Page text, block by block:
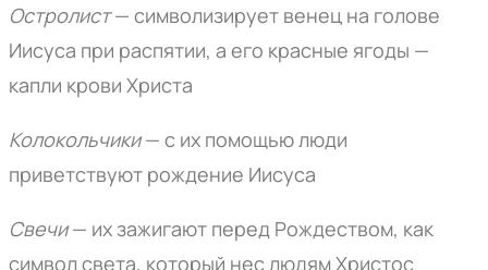
Остролист— символизирует венец на голове
Иисуса при распятии, а его красные ягоды —
капли крови Христа
Колокольчики— с их помощью люди
приветствуют рождение Иисуса
Свечи— их зажигают перед Рождеством, как
символ света, который нес людям Христос